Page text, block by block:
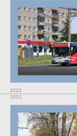
2022
2021